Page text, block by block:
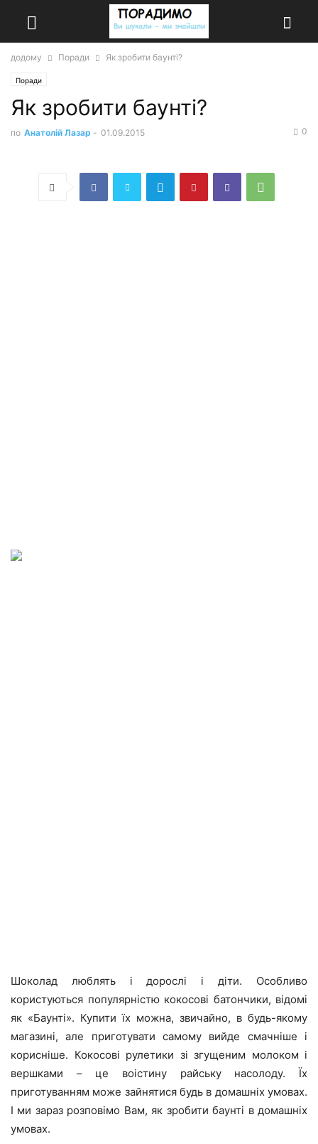
додому Поради Як зробити баунті?
Поради
Як зробити баунті?
по Анатолій Лазар - 01.09.2015 0
Шоколад люблять і дорослі і діти. Особливо
користуються популярністю кокосові батончики, відомі
як «Баунті». Купити їх можна, звичайно, в будь-якому
магазині, але приготувати самому вийде смачніше і
корисніше. Кокосові рулетики зі згущеним молоком і
вершками – це воістину райську насолоду. Їх
приготуванням може зайнятися будь в домашніх умовах.
І ми зараз розповімо Вам, як зробити баунті в домашніх
умовах.